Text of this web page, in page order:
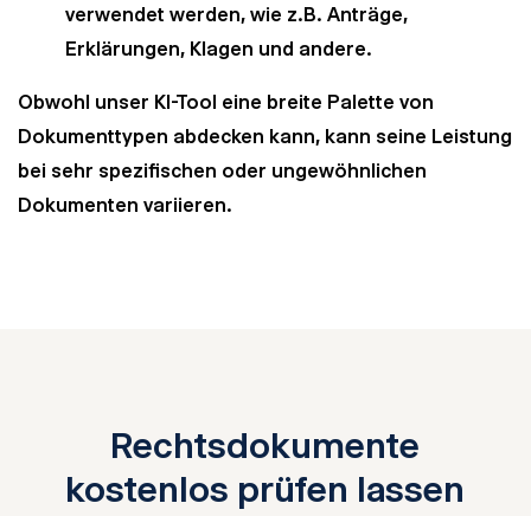
verwendet werden, wie z.B. Anträge,
Erklärungen, Klagen und andere.
Obwohl unser KI-Tool eine breite Palette von
Dokumenttypen abdecken kann, kann seine Leistung
bei sehr spezifischen oder ungewöhnlichen
Dokumenten variieren.
Rechtsdokumente
kostenlos prüfen lassen